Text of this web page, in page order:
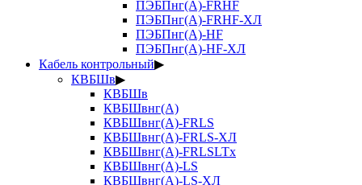
ПЭБПнг(А)-FRHF
ПЭБПнг(А)-FRHF-ХЛ
ПЭБПнг(А)-HF
ПЭБПнг(А)-HF-ХЛ
Кабель контрольный▶
КВБШв▶
КВБШв
КВБШвнг(А)
КВБШвнг(А)-FRLS
КВБШвнг(А)-FRLS-ХЛ
КВБШвнг(А)-FRLSLTx
КВБШвнг(А)-LS
КВБШвнг(А)-LS-ХЛ